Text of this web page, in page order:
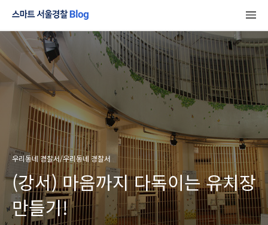
우리동네 경찰서/우리동네 경찰서
(강서) 마음까지 다독이는 유치장
만들기!